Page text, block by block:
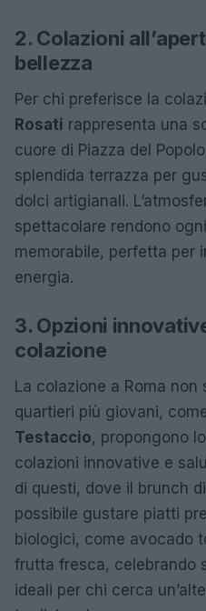
2. Colazioni
bellezza
Per chi preferisce la
Rosati rappresenta una
cuore di Piazza del
splendida terrazza per
dolci artigianali.
spettacolare rendono
memorabile, perfetta per
energia.
3. Opzioni
colazione
La colazione a Roma
quartieri più giovani,
Testaccio, propongono
colazioni innovative e
di questi, dove il brunch
possibile gustare piatti
biologici, come avocado
frutta fresca, celebrando
ideali per chi cerca